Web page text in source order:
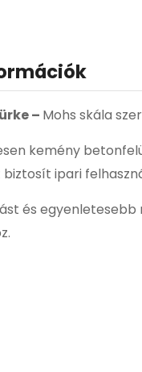
– Mohs skála
kemény
ipari
és